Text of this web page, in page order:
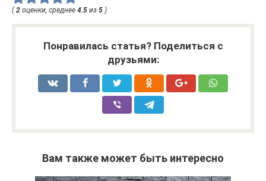
( 2 оценки, среднее 4.5 из 5 )
Понравилась статья? Поделиться с
друзьями:
Вам также может быть интересно